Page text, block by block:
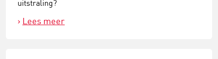
uitstraling?
Lees meer